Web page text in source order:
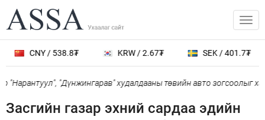
CNY / 538.8₮ KRW / 2.67₮ SEK / 401.7₮
"Дүнжингарав" худалдааны төвийн авто зогсоолыг хаана
Засгийн газар эхний сардаа эдийн